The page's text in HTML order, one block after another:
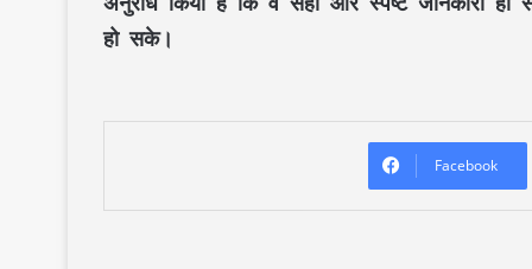
हो सके।
Facebook